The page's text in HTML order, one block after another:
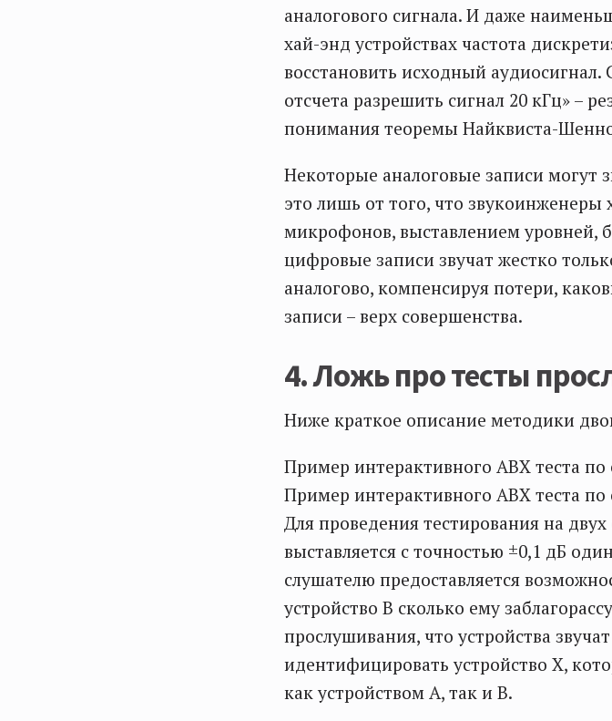
аналогового сигнала. И даже
хай-энд устройствах частота
восстановить исходный
отсчета разрешить сигнал 20 кГц» –
понимания теоремы Найквиста-
Некоторые аналоговые записи могут
это лишь от того, что
микрофонов, выставлением уровней,
цифровые записи звучат жестко
аналогово, компенсируя потери,
записи – верх совершенства.
4. Ложь про тесты
Ниже краткое описание методики
Пример интерактивного ABX теста по
Пример интерактивного ABX теста по
Для проведения тестирования на
выставляется с точностью ±0,1 дБ
слушателю предоставляется
устройство В сколько ему
прослушивания, что устройства
идентифицировать устройство Х,
как устройством А, так и В.